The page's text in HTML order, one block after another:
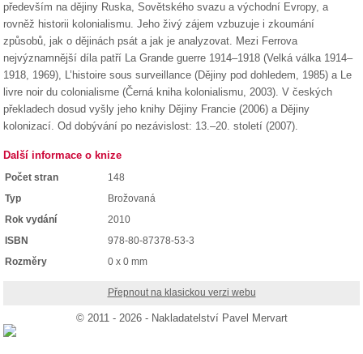
především na dějiny Ruska, Sovětského svazu a východní Evropy, a
rovněž historii kolonialismu. Jeho živý zájem vzbuzuje i zkoumání
způsobů, jak o dějinách psát a jak je analyzovat. Mezi Ferrova
nejvýznamnější díla patří La Grande guerre 1914–1918 (Velká válka 1914–
1918, 1969), L’histoire sous surveillance (Dějiny pod dohledem, 1985) a Le
livre noir du colonialisme (Černá kniha kolonialismu, 2003). V českých
překladech dosud vyšly jeho knihy Dějiny Francie (2006) a Dějiny
kolonizací. Od dobývání po nezávislost: 13.–20. století (2007).
Další informace o knize
Počet stran
148
Typ
Brožovaná
Rok vydání
2010
ISBN
978-80-87378-53-3
Rozměry
0 x 0 mm
Přepnout na klasickou verzi webu
© 2011 - 2026 - Nakladatelství Pavel Mervart